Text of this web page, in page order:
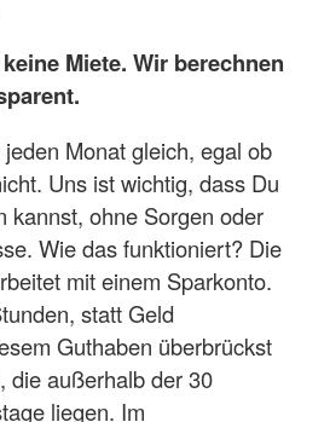
Miete. Wir berechnen
Monat gleich, egal ob
Uns ist wichtig, dass Du
kannst, ohne Sorgen oder
Wie das funktioniert? Die
mit einem Sparkonto.
statt Geld
Guthaben überbrückst
die außerhalb der 30
liegen. Im